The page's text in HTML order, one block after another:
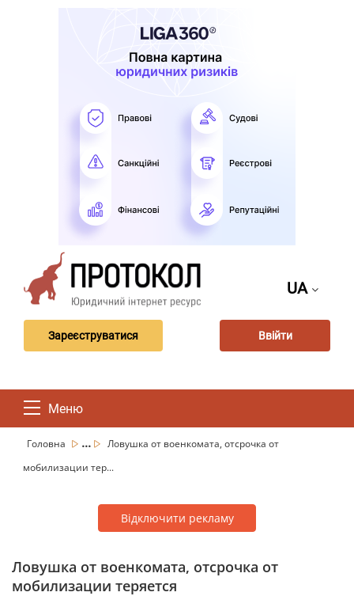
UA
Зареєструватися Ввійти
Меню
Головна ...
Ловушка от военкомата, отсрочка от
мобилизации тер...
Відключити рекламу
Ловушка от военкомата, отсрочка от
мобилизации теряется